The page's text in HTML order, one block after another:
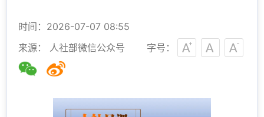
时间：2026-07-07 08:55
来源： 人社部微信公众号
字号：